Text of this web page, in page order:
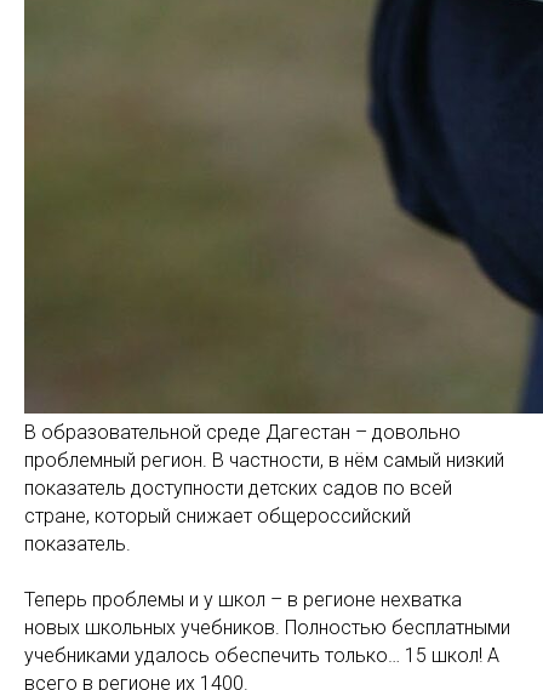
В образовательной среде Дагестан – довольно
проблемный регион. В частности, в нём самый низкий
показатель доступности детских садов по всей
стране, который снижает общероссийский
показатель.
Теперь проблемы и у школ – в регионе нехватка
новых школьных учебников. Полностью бесплатными
учебниками удалось обеспечить только… 15 школ! А
всего в регионе их 1400.